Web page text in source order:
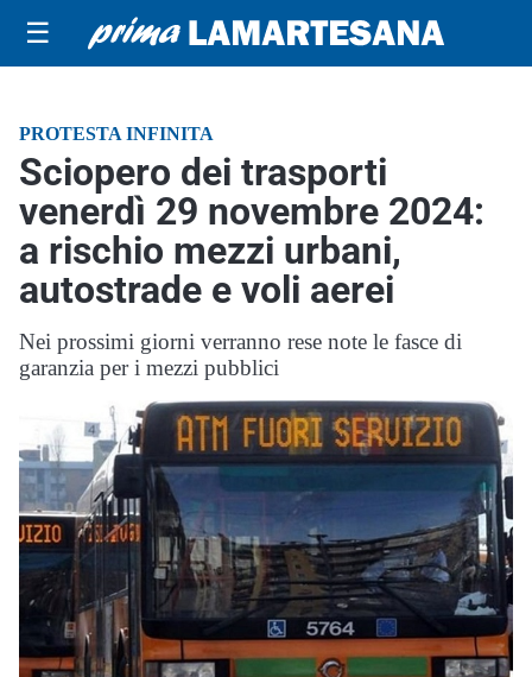
☰
PROTESTA INFINITA
Sciopero dei trasporti
venerdì 29 novembre 2024:
a rischio mezzi urbani,
autostrade e voli aerei
Nei prossimi giorni verranno rese note le fasce di
garanzia per i mezzi pubblici